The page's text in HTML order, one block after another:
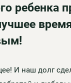
ребенка
И наш долг